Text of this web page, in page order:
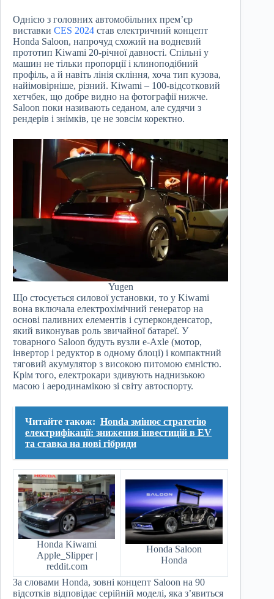
Однією з головних автомобільних прем’єр
виставки CES 2024 став електричний концепт
Honda Saloon, напрочуд схожий на водневий
прототип Kiwami 20-річної давності. Спільні у
машин не тільки пропорції і клиноподібний
профіль, а й навіть лінія скління, хоча тип кузова,
найімовірніше, різний. Kiwami – 100-відсотковий
хетчбек, що добре видно на фотографії нижче.
Saloon поки називають седаном, але судячи з
рендерів і знімків, це не зовсім коректно.
Yugen
Що стосується силової установки, то у Kiwami
вона включала електрохімічний генератор на
основі паливних елементів і суперконденсатор,
який виконував роль звичайної батареї. У
товарного Saloon будуть вузли e-Axle (мотор,
інвертор і редуктор в одному блоці) і компактний
тяговий акумулятор з високою питомою ємністю.
Крім того, електрокари здивують наднизькою
масою і аеродинамікою зі світу автоспорту.
Читайте також: Honda змінює стратегію
електрифікації: зниження інвестицій в EV
та ставка на нові гібриди
Honda Kiwami
Apple_Slipper |
reddit.com
Honda Saloon
Honda
За словами Honda, зовні концепт Saloon на 90
відсотків відповідає серійній моделі, яка з’явиться